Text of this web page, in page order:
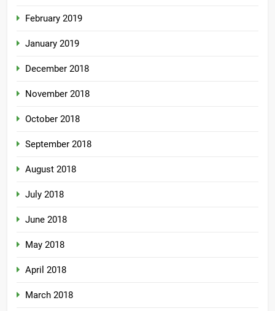
February 2019
January 2019
December 2018
November 2018
October 2018
September 2018
August 2018
July 2018
June 2018
May 2018
April 2018
March 2018